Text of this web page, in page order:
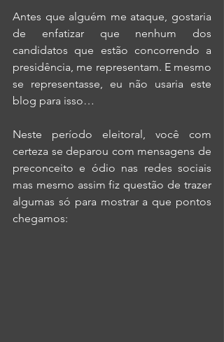
Antes que alguém me ataque, gostaria
de enfatizar que nenhum dos
candidatos que estão concorrendo a
presidência, me representam. E mesmo
se representasse, eu não usaria este
blog para isso…
Neste período eleitoral, você com
certeza se deparou com mensagens de
preconceito e ódio nas redes sociais
mas mesmo assim fiz questão de trazer
algumas só para mostrar a que pontos
chegamos: